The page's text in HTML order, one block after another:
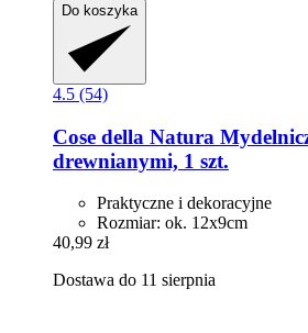
Do koszyka
4.5 (54)
Cose della Natura
drewnianymi, 1 szt.
Praktyczne i dekoracyjne
Rozmiar: ok. 12x9cm
40,99 zł
Dostawa do 11 sierpnia